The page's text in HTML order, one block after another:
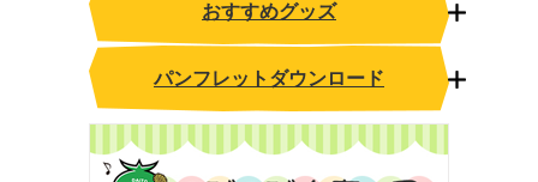
おすすめグッズ
パンフレットダウンロード